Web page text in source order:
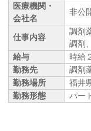
医療機関・
会社名
非公
仕事内容
調剤
調剤
給与
時給
勤務先
調剤
勤務場所
福井
勤務形態
パー